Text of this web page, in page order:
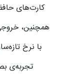
کارت‌های
تجربه‌ی